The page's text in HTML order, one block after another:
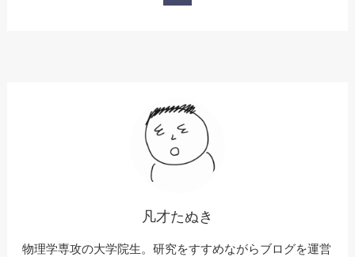
凡才たぬき
物理学専攻の大学院生。研究をすすめながらブログを運営